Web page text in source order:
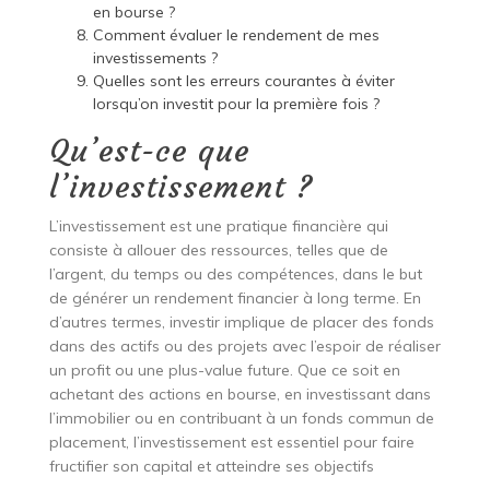
en bourse ?
Comment évaluer le rendement de mes
investissements ?
Quelles sont les erreurs courantes à éviter
lorsqu’on investit pour la première fois ?
Qu’est-ce que
l’investissement ?
L’investissement est une pratique financière qui
consiste à allouer des ressources, telles que de
l’argent, du temps ou des compétences, dans le but
de générer un rendement financier à long terme. En
d’autres termes, investir implique de placer des fonds
dans des actifs ou des projets avec l’espoir de réaliser
un profit ou une plus-value future. Que ce soit en
achetant des actions en bourse, en investissant dans
l’immobilier ou en contribuant à un fonds commun de
placement, l’investissement est essentiel pour faire
fructifier son capital et atteindre ses objectifs